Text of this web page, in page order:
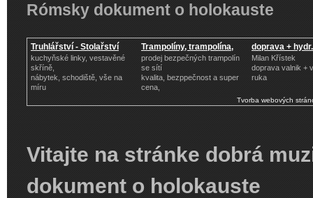
Rómsky dokument o holokauste
Truhlářství - Stolařství
kuchyňské linky, vestavěné
skříně,
nábytek, schodiště, vše na
míru
Trampolíny, trampolína,
prodej bezpečných trampolín
se sítí
kvalita, bezppečnost a super
cena,
doprava +
Milan Křístek
doprava valnik +
ruka
Tvorba webových
Vitajte na stránke dobrá
dokument o holokauste